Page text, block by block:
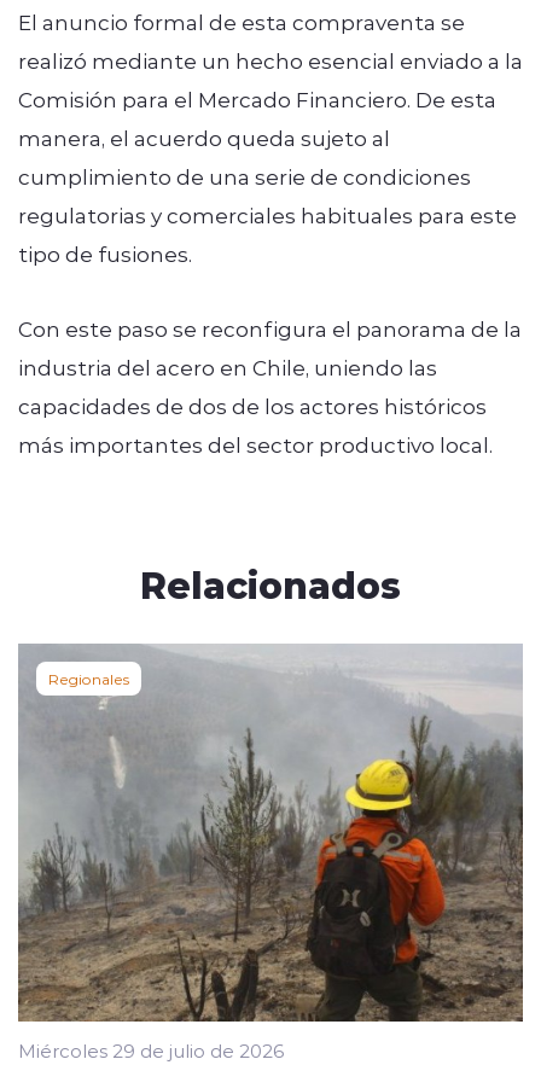
El anuncio formal de esta compraventa se
realizó mediante un hecho esencial enviado a la
Comisión para el Mercado Financiero. De esta
manera, el acuerdo queda sujeto al
cumplimiento de una serie de condiciones
regulatorias y comerciales habituales para este
tipo de fusiones.
Con este paso se reconfigura el panorama de la
industria del acero en Chile, uniendo las
capacidades de dos de los actores históricos
más importantes del sector productivo local.
Relacionados
Regionales
Miércoles 29 de julio de 2026